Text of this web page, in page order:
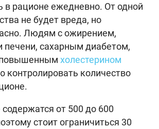
в рационе ежедневно. От одной
не будет вреда, но
Людям с ожирением,
печени, сахарным диабетом,
повышенным холестерином
контролировать количество
от 500 до 600
стоит ограничиться 30